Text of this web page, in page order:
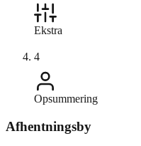
Ekstra
4
Opsummering
Afhentningsby